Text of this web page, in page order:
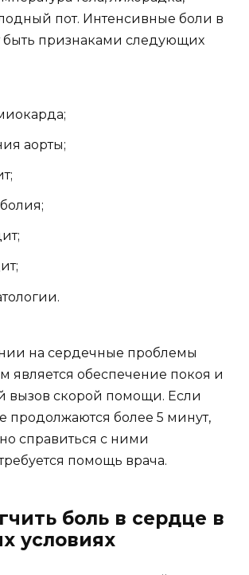
пот. Интенсивные боли в
быть признаками следующих
аорты;
на сердечные проблемы
является обеспечение покоя и
вызов скорой помощи. Если
продолжаются более 5 минут,
справиться с ними
помощь врача.
боль в сердце в
условиях